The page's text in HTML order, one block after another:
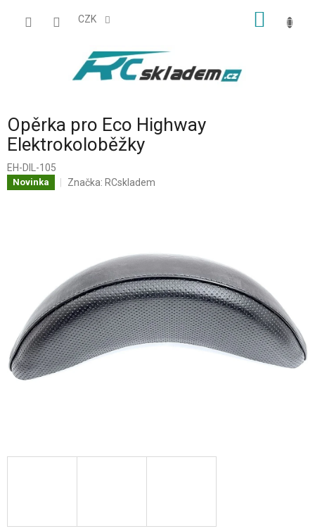
CZK
Opěrka pro Eco Highway
Elektrokoloběžky
EH-DIL-105
Novinka Značka: RCskladem